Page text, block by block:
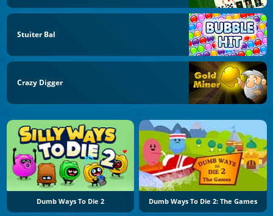
Stuiter Bal
Crazy Digger
Dumb Ways To Die 2 Dumb Ways To Die 2: The Games